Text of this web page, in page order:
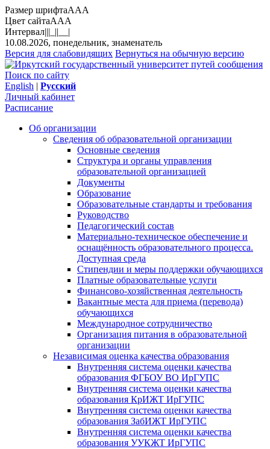
Размер шрифтаAAA
Цвет сайтаAAA
Интервал|||_||__|
10.08.2026, понедельник, знаменатель
Версия для слабовидящих Вернуться на обычную версию
Поиск по сайту
English | Русский
Личный кабинет
Расписание
Об организации
Сведения об образовательной организации
Основные сведения
Структура и органы управления
образовательной организацией
Документы
Образование
Образовательные стандарты и требования
Руководство
Педагогический состав
Материально-техническое обеспечение и
оснащённость образовательного процесса.
Доступная среда
Стипендии и меры поддержки обучающихся
Платные образовательные услуги
Финансово-хозяйственная деятельность
Вакантные места для приема (перевода)
обучающихся
Международное сотрудничество
Организация питания в образовательной
организации
Независимая оценка качества образования
Внутренняя система оценки качества
образования ФГБОУ ВО ИрГУПС
Внутренняя система оценки качества
образования КрИЖТ ИрГУПС
Внутренняя система оценки качества
образования ЗабИЖТ ИрГУПС
Внутренняя система оценки качества
образования УУКЖТ ИрГУПС